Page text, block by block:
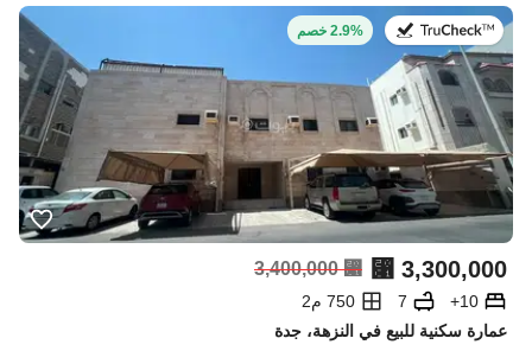
في:27 يوليو 20262.9% خصم
⃁ 3,300,000
⃁
3,400,000
10+
7
750 م2
عمارة سكنية للبيع في النزهة، جدة